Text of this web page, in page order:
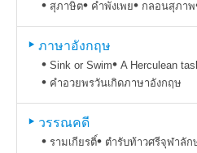
สุภาษิต คำพังเพย กลอนสุภาพ
ภาษาอังกฤษ
Sink or Swim A Herculean
คำอวยพรวันเกิดภาษาอังกฤษ
วรรณคดี
รามเกียรติ์ ตำรับท้าวศรีจุฬาลั